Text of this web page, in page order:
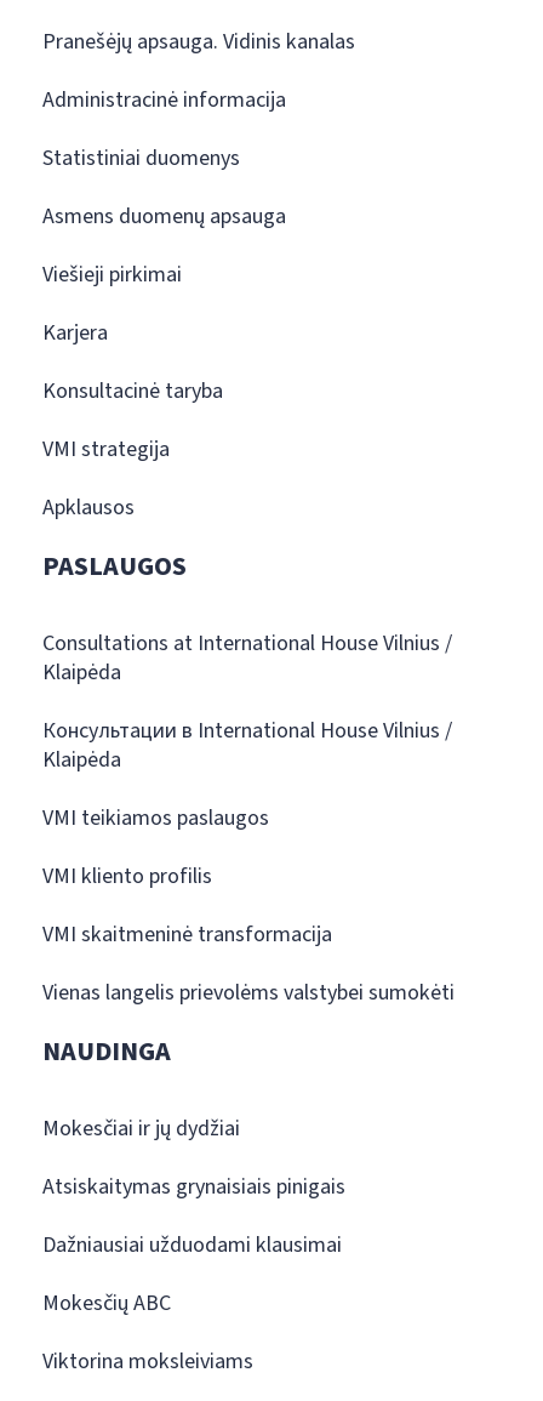
Pranešėjų apsauga. Vidinis kanalas
Administracinė informacija
Statistiniai duomenys
Asmens duomenų apsauga
Viešieji pirkimai
Karjera
Konsultacinė taryba
VMI strategija
Apklausos
PASLAUGOS
Consultations at International House Vilnius /
Klaipėda
Консультации в International House Vilnius /
Klaipėda
VMI teikiamos paslaugos
VMI kliento profilis
VMI skaitmeninė transformacija
Vienas langelis prievolėms valstybei sumokėti
NAUDINGA
Mokesčiai ir jų dydžiai
Atsiskaitymas grynaisiais pinigais
Dažniausiai užduodami klausimai
Mokesčių ABC
Viktorina moksleiviams